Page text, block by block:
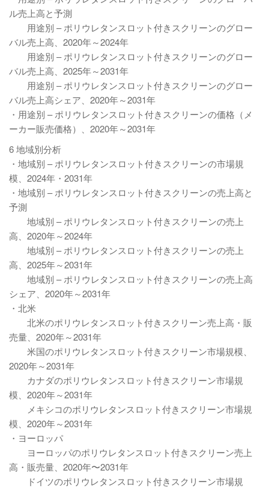
ル売上高と予測
用途別 – ポリウレタンスロット付きスクリーンのグロー
バル売上高、2020年～2024年
用途別 – ポリウレタンスロット付きスクリーンのグロー
バル売上高、2025年～2031年
用途別 – ポリウレタンスロット付きスクリーンのグロー
バル売上高シェア、2020年～2031年
・用途別 – ポリウレタンスロット付きスクリーンの価格（メ
ーカー販売価格）、2020年～2031年
6 地域別分析
・地域別 – ポリウレタンスロット付きスクリーンの市場規
模、2024年・2031年
・地域別 – ポリウレタンスロット付きスクリーンの売上高と
予測
地域別 – ポリウレタンスロット付きスクリーンの売上
高、2020年～2024年
地域別 – ポリウレタンスロット付きスクリーンの売上
高、2025年～2031年
地域別 – ポリウレタンスロット付きスクリーンの売上高
シェア、2020年～2031年
・北米
北米のポリウレタンスロット付きスクリーン売上高・販
売量、2020年～2031年
米国のポリウレタンスロット付きスクリーン市場規模、
2020年～2031年
カナダのポリウレタンスロット付きスクリーン市場規
模、2020年～2031年
メキシコのポリウレタンスロット付きスクリーン市場規
模、2020年～2031年
・ヨーロッパ
ヨーロッパのポリウレタンスロット付きスクリーン売上
高・販売量、2020年〜2031年
ドイツのポリウレタンスロット付きスクリーン市場規